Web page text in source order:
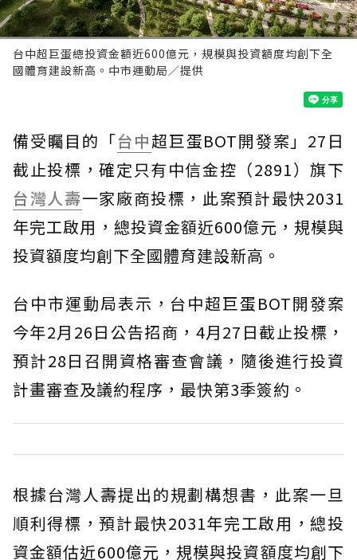
台中超巨蛋總投資金額近600億元，規模與投資額度均創下全
國體育建設新高。中市運動局／提供
備受矚目的「台中超巨蛋BOT開發案」27日
截止投標，確定只有中信金控（2891）旗下
台灣人壽一家廠商投標，此案預計最快2031
年完工啟用，總投資金額近600億元，規模與
投資額度均創下全國體育建設新高。
台中市運動局表示，台中超巨蛋BOT開發案
今年2月26日公告招商，4月27日截止投標，
預計28日召開資格審查會議，隨後進行投資
計畫審查及議約程序，最快第3季簽約。
根據台灣人壽提出的規劃構想書，此案一旦
順利得標，預計最快2031年完工啟用，總投
資金額估近600億元，規模與投資額度均創下